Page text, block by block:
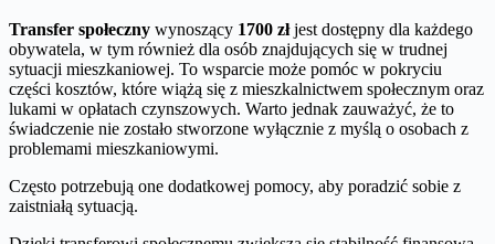
Transfer społeczny wynoszący 1700 złjest dostępny dla każdego
obywatela, w tym również dla osób znajdujących się w trudnej
sytuacji mieszkaniowej. To wsparcie może pomóc w pokryciu
części kosztów, które wiążą się z mieszkalnictwem społecznym oraz
lukami w opłatach czynszowych. Warto jednak zauważyć, że to
świadczenie nie zostało stworzone wyłącznie z myślą o osobach z
problemami mieszkaniowymi.
Często potrzebują one dodatkowej pomocy, aby poradzić sobie z
zaistniałą sytuacją.